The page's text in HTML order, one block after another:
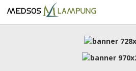
to
content